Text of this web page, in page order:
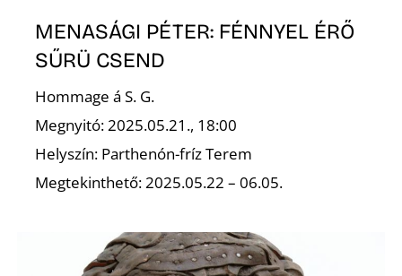
MENASÁGI PÉTER: FÉNNYEL ÉRŐ
SŰRÜ CSEND
Hommage á S. G.
Megnyitó: 2025.05.21., 18:00
Helyszín: Parthenón-fríz Terem
Megtekinthető: 2025.05.22 – 06.05.